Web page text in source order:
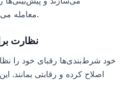
شرط‌بندی مانند Betfair معامله می‌کنند.
نظارت
خود شرط‌بندی‌ها رقبای خود را
اصلاح کرده و رقابتی بمانند.